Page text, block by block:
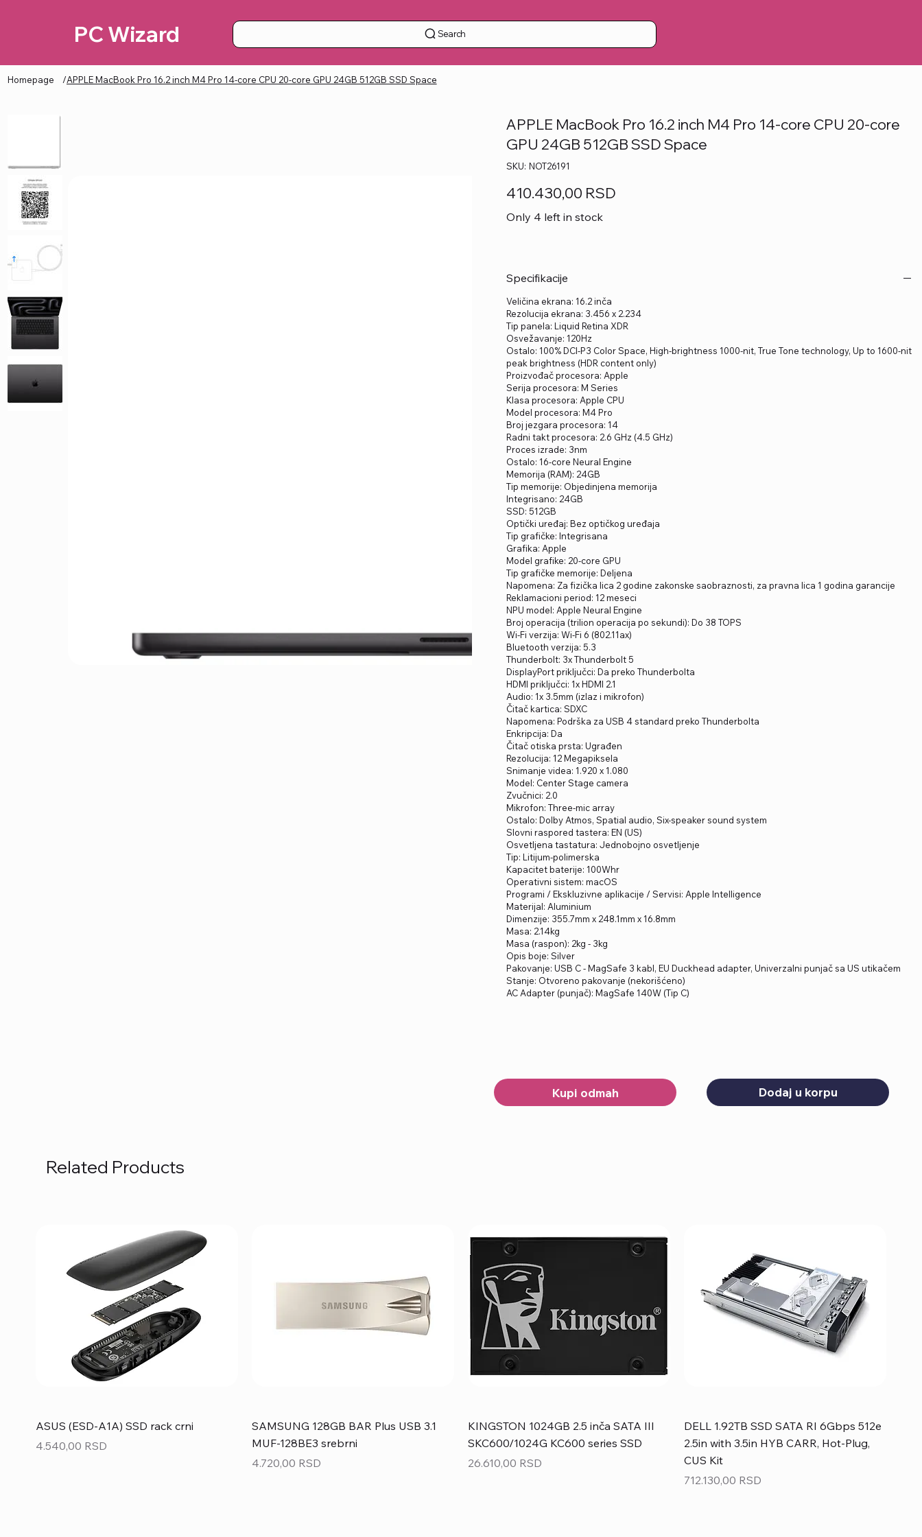
PC Wizard Search
Homepage /APPLE MacBook Pro 16.2 inch M4 Pro 14-core CPU 20-core GPU 24GB 512GB SSD Space
APPLE MacBook Pro 16.2 inch M4 Pro 14-core CPU 20-core
GPU 24GB 512GB SSD Space
SKU: SKU
NOT26191
NOT26191
410.430,00 RSD
Only 4 left in stock
Specifikacije
Veličina ekrana: 16.2 inča
Rezolucija ekrana: 3.456 x 2.234
Tip panela: Liquid Retina XDR
Osvežavanje: 120Hz
Ostalo: 100% DCI-P3 Color Space, High-brightness 1000-nit, True Tone technology, Up to 1600-nit
peak brightness (HDR content only)
Proizvođač procesora: Apple
Serija procesora: M Series
Klasa procesora: Apple CPU
Model procesora: M4 Pro
Broj jezgara procesora: 14
Radni takt procesora: 2.6 GHz (4.5 GHz)
Proces izrade: 3nm
Ostalo: 16-core Neural Engine
Memorija (RAM): 24GB
Tip memorije: Objedinjena memorija
Integrisano: 24GB
SSD: 512GB
Optički uređaj: Bez optičkog uređaja
Tip grafičke: Integrisana
Grafika: Apple
Model grafike: 20-core GPU
Tip grafičke memorije: Deljena
Napomena: Za fizička lica 2 godine zakonske saobraznosti, za pravna lica 1 godina garancije
Reklamacioni period: 12 meseci
NPU model: Apple Neural Engine
Broj operacija (trilion operacija po sekundi): Do 38 TOPS
Wi-Fi verzija: Wi-Fi 6 (802.11ax)
Bluetooth verzija: 5.3
Thunderbolt: 3x Thunderbolt 5
DisplayPort priključci: Da preko Thunderbolta
HDMI priključci: 1x HDMI 2.1
Audio: 1x 3.5mm (izlaz i mikrofon)
Čitač kartica: SDXC
Napomena: Podrška za USB 4 standard preko Thunderbolta
Enkripcija: Da
Čitač otiska prsta: Ugrađen
Rezolucija: 12 Megapiksela
Snimanje videa: 1.920 x 1.080
Model: Center Stage camera
Zvučnici: 2.0
Mikrofon: Three-mic array
Ostalo: Dolby Atmos, Spatial audio, Six-speaker sound system
Slovni raspored tastera: EN (US)
Osvetljena tastatura: Jednobojno osvetljenje
Tip: Litijum-polimerska
Kapacitet baterije: 100Whr
Operativni sistem: macOS
Programi / Ekskluzivne aplikacije / Servisi: Apple Intelligence
Materijal: Aluminium
Dimenzije: 355.7mm x 248.1mm x 16.8mm
Masa: 2.14kg
Masa (raspon): 2kg - 3kg
Opis boje: Silver
Pakovanje: USB C - MagSafe 3 kabl, EU Duckhead adapter, Univerzalni punjač sa US utikačem
Stanje: Otvoreno pakovanje (nekorišćeno)
AC Adapter (punjač): MagSafe 140W (Tip C)
Kupi odmah Dodaj u korpu
Related Products
ASUS (ESD-A1A) SSD rack crni
Price
4.540,00 RSD
SAMSUNG 128GB BAR Plus USB 3.1
MUF-128BE3 srebrni
Price
4.720,00 RSD
KINGSTON 1024GB 2.5 inča SATA III
SKC600/1024G KC600 series SSD
Price
26.610,00 RSD
DELL 1.92TB SSD SATA RI 6Gbps 512e
2.5in with 3.5in HYB CARR, Hot-Plug,
CUS Kit
Price
712.130,00 RSD